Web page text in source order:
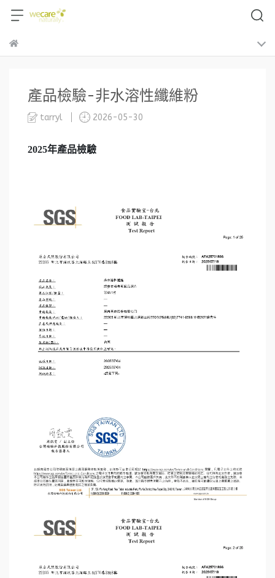
產品檢驗-非水溶性纖維粉
tarryl 2026-05-30
2025年產品檢驗